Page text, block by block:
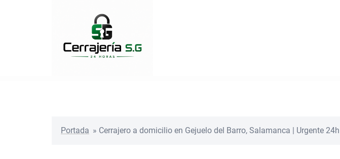
Portada » Cerrajero a domicilio en Gejuelo del Barro, Salamanca | Urgente 24h